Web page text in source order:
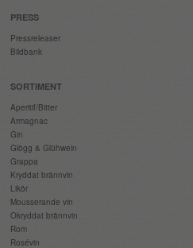
PRESS
Pressreleaser
Bildbank
SORTIMENT
Aperitif/Bitter
Armagnac
Gin
Glögg & Glühwein
Grappa
Kryddat brännvin
Likör
Mousserande vin
Okryddat brännvin
Rom
Rosévin